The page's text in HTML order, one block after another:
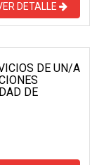
DETALLE
DE UN/A
DE